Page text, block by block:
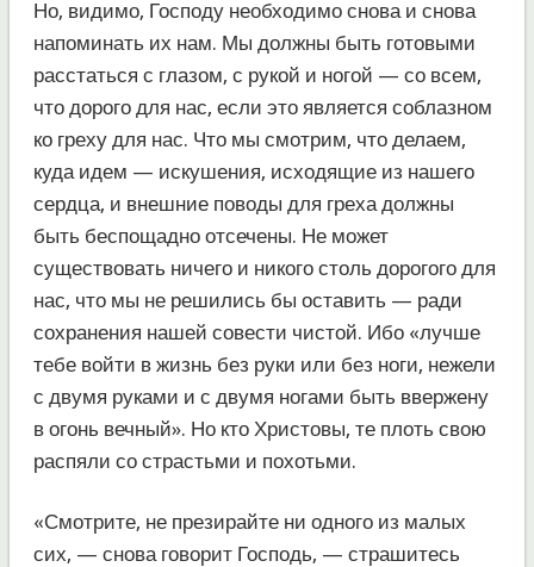
Но, видимо, Господу необходимо снова и снова
напоминать их нам. Мы должны быть готовыми
расстаться с глазом, с рукой и ногой — со всем,
что дорого для нас, если это является соблазном
ко греху для нас. Что мы смотрим, что делаем,
куда идем — искушения, исходящие из нашего
сердца, и внешние поводы для греха должны
быть беспощадно отсечены. Не может
существовать ничего и никого столь дорогого для
нас, что мы не решились бы оставить — ради
сохранения нашей совести чистой. Ибо «лучше
тебе войти в жизнь без руки или без ноги, нежели
с двумя руками и с двумя ногами быть ввержену
в огонь вечный». Но кто Христовы, те плоть свою
распяли со страстьми и похотьми.
«Смотрите, не презирайте ни одного из малых
сих, — снова говорит Господь, — страшитесь